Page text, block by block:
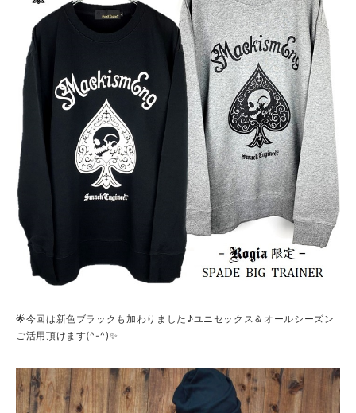
🌟今回は新色ブラックも加わりました♪ユニセックス＆オールシーズン
ご活用頂けます(^-^)✨